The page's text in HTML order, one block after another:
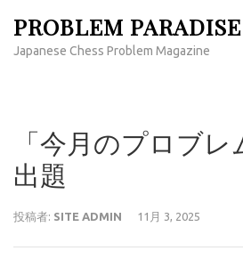
(Enter
PROBLEM PARADISE
Japanese Chess Problem Magazine
「今月のプロブレ
出題
投稿者: SITE ADMIN 11月 3, 2025